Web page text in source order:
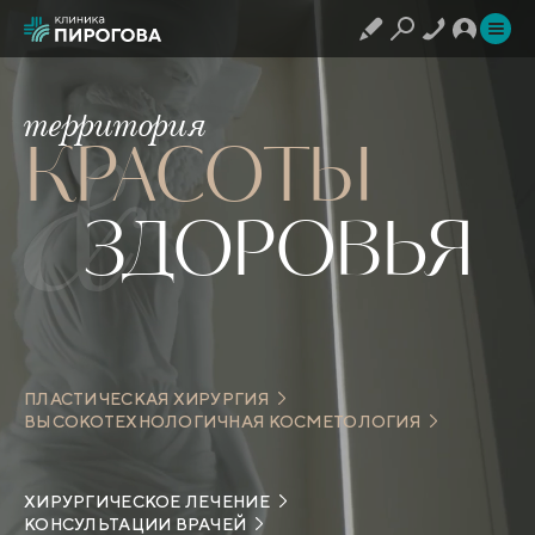
территория
КРАСОТЫ
ЗДОРОВЬЯ
ПЛАСТИЧЕСКАЯ ХИРУРГИЯ
ВЫСОКОТЕХНОЛОГИЧНАЯ КОСМЕТОЛОГИЯ
ХИРУРГИЧЕСКОЕ ЛЕЧЕНИЕ
КОНСУЛЬТАЦИИ ВРАЧЕЙ